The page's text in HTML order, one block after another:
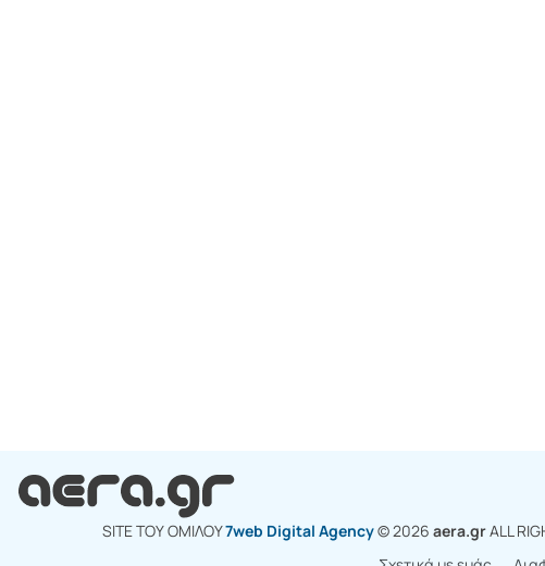
SITE ΤΟΥ ΟΜΙΛΟY7web Digital Agency© 2026 aera.grALL